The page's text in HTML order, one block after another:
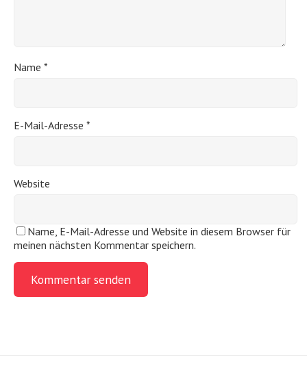
Name *
E-Mail-Adresse *
Website
Name, E-Mail-Adresse und Website in diesem Browser für
meinen nächsten Kommentar speichern.